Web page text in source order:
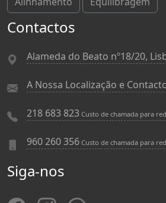
Contactos
Alameda do Beato nº18/20,
A Nossa Localização e
218 683 823 Custo de chamada para
960 260 356 Custo de chamada para
Siga-nos